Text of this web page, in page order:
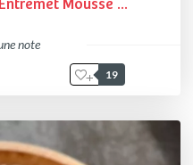
Mousse ...
note
19